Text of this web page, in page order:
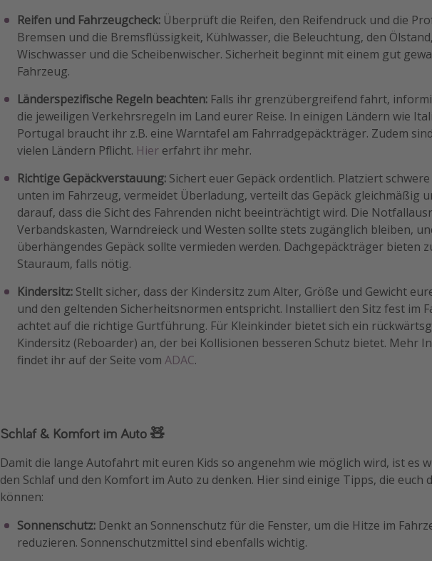
Reifen und Fahrzeugcheck: Überprüft die Reifen, den Reifendruck und die
Bremsen und die Bremsflüssigkeit, Kühlwasser, die Beleuchtung, den
Wischwasser und die Scheibenwischer. Sicherheit beginnt mit einem gut
Fahrzeug.
Länderspezifische Regeln beachten: Falls ihr grenzübergreifend fahrt,
die jeweiligen Verkehrsregeln im Land eurer Reise. In einigen Ländern wie
Portugal braucht ihr z.B. eine Warntafel am Fahrradgepäckträger. Zudem
vielen Ländern Pflicht. Hier erfahrt ihr mehr.
Richtige Gepäckverstauung: Sichert euer Gepäck ordentlich. Platziert
unten im Fahrzeug, vermeidet Überladung, verteilt das Gepäck gleichmäßig
darauf, dass die Sicht des Fahrenden nicht beeinträchtigt wird. Die
Verbandskasten, Warndreieck und Westen sollte stets zugänglich bleiben,
überhängendes Gepäck sollte vermieden werden. Dachgepäckträger bieten
Stauraum, falls nötig.
Kindersitz: Stellt sicher, dass der Kindersitz zum Alter, Größe und Gewicht
und den geltenden Sicherheitsnormen entspricht. Installiert den Sitz fest im
achtet auf die richtige Gurtführung. Für Kleinkinder bietet sich ein
Kindersitz (Reboarder) an, der bei Kollisionen besseren Schutz bietet. Mehr
findet ihr auf der Seite vom ADAC.
Schlaf & Komfort im Auto 🧸
Damit die lange Autofahrt mit euren Kids so angenehm wie möglich wird, ist es
den Schlaf und den Komfort im Auto zu denken. Hier sind einige Tipps, die euch
können:
Sonnenschutz: Denkt an Sonnenschutz für die Fenster, um die Hitze im
reduzieren. Sonnenschutzmittel sind ebenfalls wichtig.